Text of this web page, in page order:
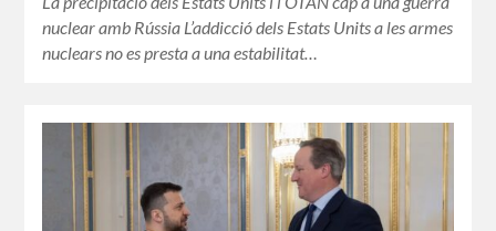
nuclear amb Rússia L’addicció dels Estats Units a les armes
nuclears no es presta a una estabilitat…